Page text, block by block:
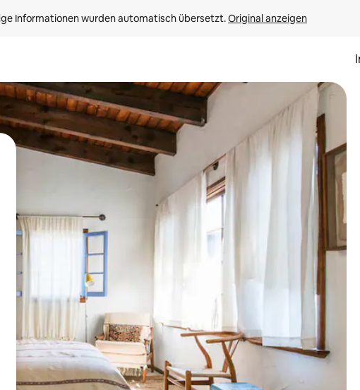
Informationen wurden automatisch übersetzt. Original anzeigen
nach oben und unten oder erkunde die Ergebnisse durch Berühren